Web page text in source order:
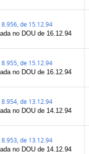
8.956, de 15.12.94
no DOU de 16.12.94
8.955, de 15.12.94
no DOU de 16.12.94
8.954, de 13.12.94
no DOU de 14.12.94
8.953, de 13.12.94
no DOU de 14.12.94